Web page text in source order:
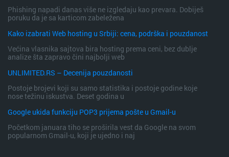
Phishing napadi danas više ne izgledaju kao prevara. Dobiješ
poruku da je sa karticom zabeležena
Kako izabrati Web hosting u Srbiji: cena, podrška i pouzdanost
Većina vlasnika sajtova bira hosting prema ceni, bez dublje
analize šta zapravo čini najbolji web
UNLIMITED.RS – Decenija pouzdanosti
Postoje brojevi koji su samo statistika i postoje godine koje
nose težinu iskustva. Deset godina u
Google ukida funkciju POP3 prijema pošte u Gmail-u
Početkom januara tiho se proširila vest da Google na svom
popularnom Gmail-u, koji je ujedno i naj